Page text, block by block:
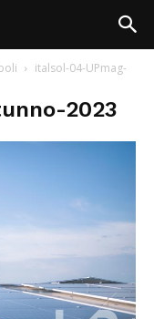
italsol-04-UPmag-
2023